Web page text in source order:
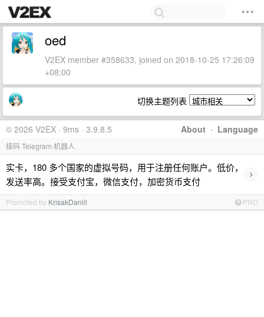
oed
V2EX member #358633, joined on 2018-10-25 17:26:09
+08:00
切换主题列表
About · Language
© 2026 V2EX · 9ms · 3.9.8.5
接码 Telegram 机器人
实卡，180 多个国家的虚拟号码，用于注册任何账户。低价，
发送率高。接受支付宝，微信支付，加密货币支付
›
Promoted by KrisakDaniil PRO